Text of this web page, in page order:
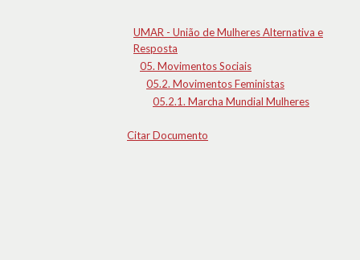
UMAR - União de Mulheres Alternativa e
Resposta
05. Movimentos Sociais
05.2. Movimentos Feministas
05.2.1. Marcha Mundial Mulheres
Citar Documento